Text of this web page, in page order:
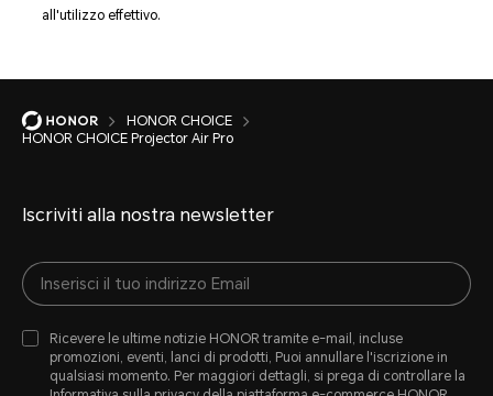
all'utilizzo effettivo.
HONOR CHOICE
HONOR CHOICE Projector Air Pro
Iscriviti alla nostra newsletter
Ricevere le ultime notizie HONOR tramite e-mail, incluse
promozioni, eventi, lanci di prodotti, Puoi annullare l'iscrizione in
qualsiasi momento. Per maggiori dettagli, si prega di controllare la